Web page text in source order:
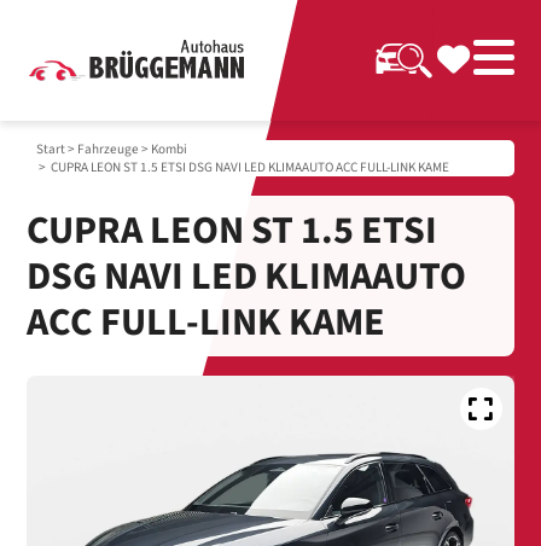
Start> Fahrzeuge > Kombi
> CUPRA LEON ST 1.5 ETSI DSG NAVI LED KLIMAAUTO ACC FULL-LINK KAME
CUPRA LEON ST 1.5 ETSI
DSG NAVI LED KLIMAAUTO
ACC FULL-LINK KAME